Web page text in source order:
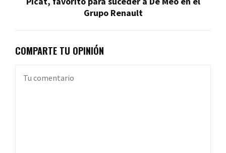
Grupo Renault
COMPARTE TU OPINIÓN